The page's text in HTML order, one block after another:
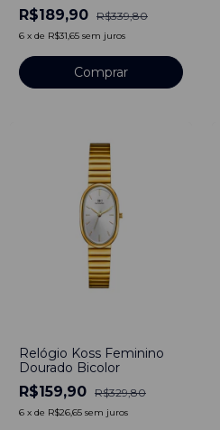
R$189,90 R$339,80
6 x de R$31,65 sem juros
Relógio Koss Feminino
Dourado Bicolor
R$159,90 R$329,80
6 x de R$26,65 sem juros